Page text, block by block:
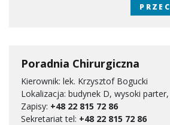
Poradnia Chirurgiczna
Kierownik: lek. Krzysztof Bogucki
Lokalizacja: budynek D, wysoki
Zapisy: +48 22 815 72 86
Sekretariat tel: +48 22 815 72 86